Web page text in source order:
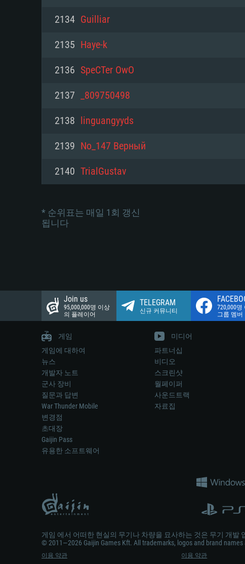
메모리: 4GB
그래픽 카드: DirectX 11 이상을 지
해상도: 720p
네트워크: 브로드밴드 인터넷
여유 저장 공간: 22.1 GB (최소 클라
(Mac), 혹은 이와 비슷한 성능을 가
의 AMD/Nvidia. 최소 해상도: 720p
네트워크: 브로드밴드 인터넷
여유 저장 공간: 22.1 GB (최소 클라
메모리: 4 GB
그래픽 카드: Vulkan 을 지원하고,
와 동급의 성능을 가지며 최신 그래
지원하는 AMD (6개월 미만; 최소
2134 Guilliar
2135 Haye-k
2136 SpeCTer OwO
2137 _809750498
2138 linguangyyds
2139 No_147 Верный
2140 TrialGustav
* 순위표는 매일 1회 갱신
됩니다
Join us
95,000,000명 이상
의 플레이어
TELEGRAM
신규 커뮤니티
720,000명
그룹 멤버
게임
게임에 대하여
뉴스
개발자 노트
군사 장비
질문과 답변
War Thunder Mobile
변경점
초대장
Gaijin Pass
유용한 소프트웨어
미디어
파트너십
비디오
스크린샷
월페이퍼
사운드트랙
자료집
게임 에서 어떠한 현실의 무기나 차량을 묘사하는 것은 무기 개
© 2011—2026 Gaijin Games Kft. All trademarks, logos and brand
이용 약관 이용 약관